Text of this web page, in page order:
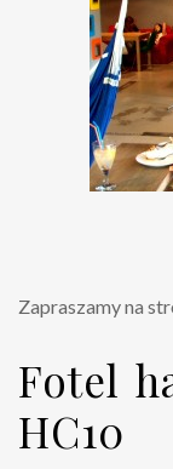
Zapraszamy na
Fotel
HC10